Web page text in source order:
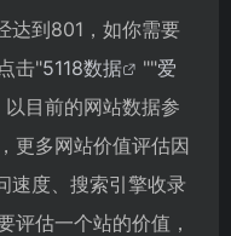
达到801，如你需要
击"5118数据 ""爱
以目前的网站数据参
更多网站价值评估因
速度、搜索引擎收录
评估一个站的价值，